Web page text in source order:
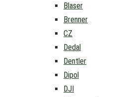
Blaser
Brenner
CZ
Dedal
Dentler
Dipol
DJI